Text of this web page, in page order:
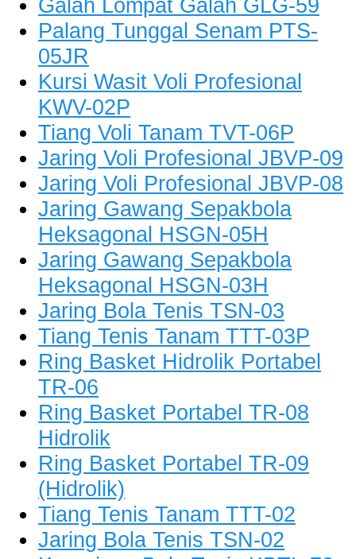
Galah Lompat Galah GLG-59
Palang Tunggal Senam PTS-
05JR
Kursi Wasit Voli Profesional
KWV-02P
Tiang Voli Tanam TVT-06P
Jaring Voli Profesional JBVP-09
Jaring Voli Profesional JBVP-08
Jaring Gawang Sepakbola
Heksagonal HSGN-05H
Jaring Gawang Sepakbola
Heksagonal HSGN-03H
Jaring Bola Tenis TSN-03
Tiang Tenis Tanam TTT-03P
Ring Basket Hidrolik Portabel
TR-06
Ring Basket Portabel TR-08
Hidrolik
Ring Basket Portabel TR-09
(Hidrolik)
Tiang Tenis Tanam TTT-02
Jaring Bola Tenis TSN-02